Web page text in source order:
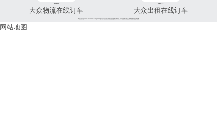
96811
大众物流在线订车
96822
大众出租在线订车
大众交通(www.96822.com)002全讯白菜官方网站的版权所有，未经授权禁止复制或建立镜像
网站地图